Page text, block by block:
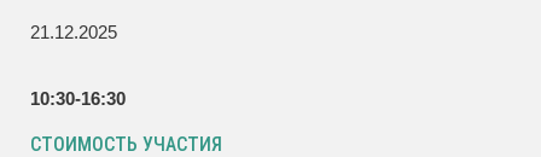
21.12.2025
10:30-16:30
СТОИМОСТЬ УЧАСТИЯ